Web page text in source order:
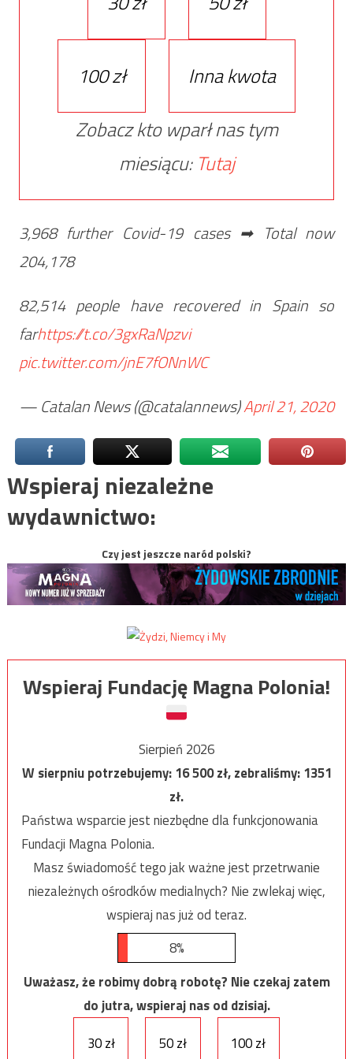
100 zł
Inna kwota
Zobacz kto wparł nas tym
miesiącu: Tutaj
3,968 further Covid-19 cases ➡ Total now
204,178
82,514 people have recovered in Spain so
farhttps://t.co/3gxRaNpzvi
pic.twitter.com/jnE7fONnWC
— Catalan News (@catalannews)April 21, 2020
Wspieraj niezależne
wydawnictwo:
Czy jest jeszcze naród polski?
Wspieraj Fundację Magna Polonia!
Sierpień 2026
W sierpniu potrzebujemy:16 500zł, zebraliśmy:1351
zł.
Państwa wsparcie jest niezbędne dla funkcjonowania
Fundacji Magna Polonia.
Masz świadomość tego jak ważne jest przetrwanie
niezależnych ośrodków medialnych? Nie zwlekaj więc,
wspieraj nas już od teraz.
8%
Uważasz, że robimy dobrą robotę? Nie czekaj zatem
do jutra, wspieraj nas od dzisiaj.
30 zł
50 zł 100 zł